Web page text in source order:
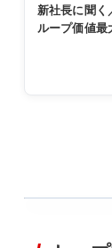
新社長に聞
ループ価値最